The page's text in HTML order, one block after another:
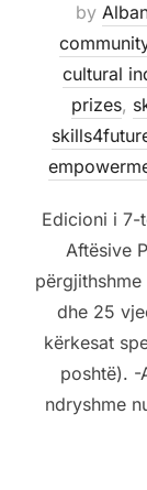
by
cultural
prizes,
Edicioni i 7-
Aftësive
dhe 25
kërkesat
poshtë). -
ndryshme